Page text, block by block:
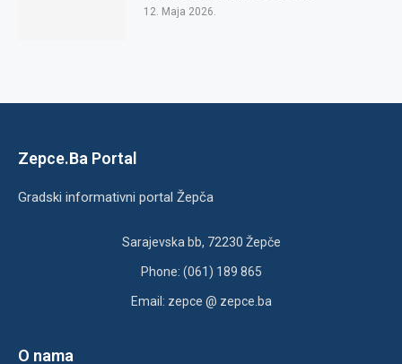
12. Maja 2026.
Zepce.Ba Portal
Gradski informativni portal Žepča
Sarajevska bb, 72230 Žepče
Phone: (061) 189 865
Email: zepce @ zepce.ba
O nama